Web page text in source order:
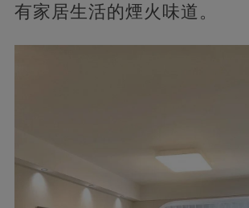
有家居生活的煙火味道。